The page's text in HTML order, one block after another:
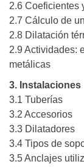
2.6 Coeficientes
2.7 Cálculo de
2.8 Dilatación
2.9 Actividades:
metálicas
3. Instalaciones
3.1 Tuberías
3.2 Accesorios
3.3 Dilatadores
3.4 Tipos de
3.5 Anclajes